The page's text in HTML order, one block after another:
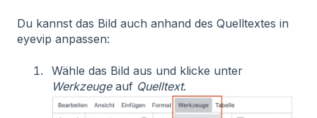
Du kannst das Bild auch anhand des Quelltextes in
eyevip anpassen:
Wähle das Bild aus und klicke unter
Werkzeugeauf Quelltext.